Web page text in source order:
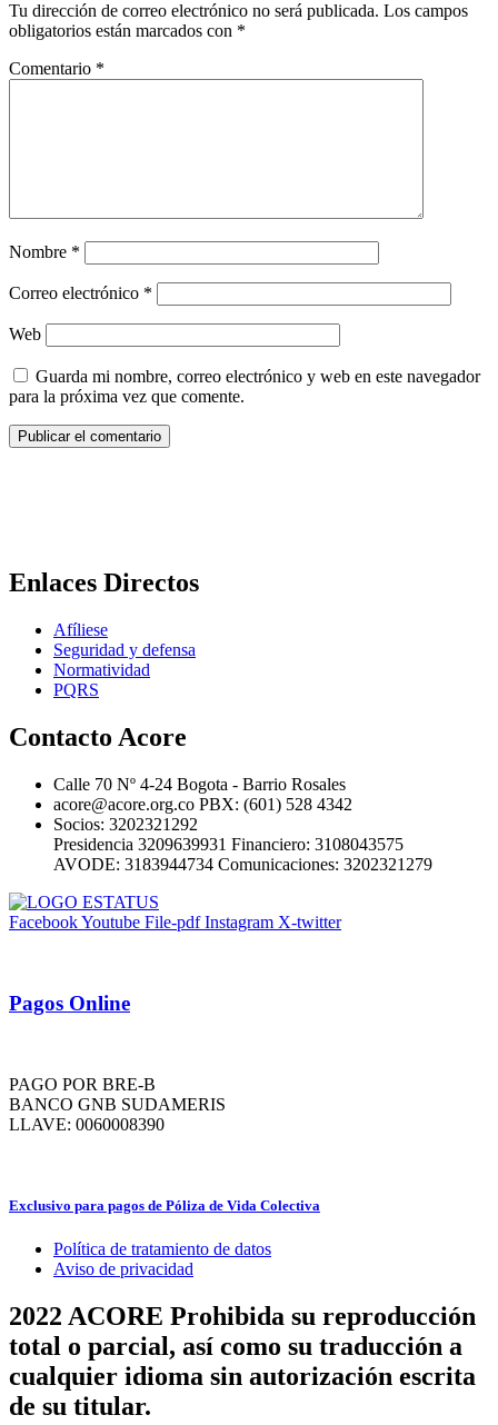
Tu dirección de correo electrónico no será publicada. Los campos
obligatorios están marcados con *
Comentario *
Nombre *
Correo electrónico *
Web
Guarda mi nombre, correo electrónico y web en este navegador
para la próxima vez que comente.
Enlaces Directos
Afíliese
Seguridad y defensa
Normatividad
PQRS
Contacto Acore
Calle 70 Nº 4-24 Bogota - Barrio Rosales
acore@acore.org.co PBX: (601) 528 4342
Socios: 3202321292
Presidencia 3209639931 Financiero: 3108043575
AVODE: 3183944734 Comunicaciones: 3202321279
FacebookYoutube File-pdf Instagram X-twitter
Pagos Online
PAGO POR BRE-B
BANCO GNB SUDAMERIS
LLAVE: 0060008390
Exclusivo para pagos de Póliza de Vida Colectiva
Política de tratamiento de datos
Aviso de privacidad
2022 ACORE Prohibida su reproducción
total o parcial, así como su traducción a
cualquier idioma sin autorización escrita
de su titular.